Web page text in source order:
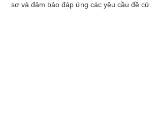
sơ và đảm bảo đáp ứng các yêu cầu đề cử.